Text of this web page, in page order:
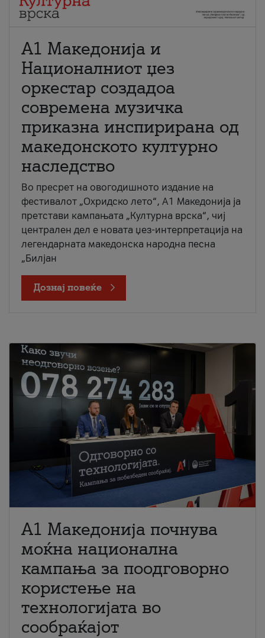
А1 Македонија и
Националниот џез
оркестар создадоа
современа музичка
приказна инспирирана од
македонското културно
наследство
Во пресрет на овогодишното издание на
фестивалот „Охридско лето“, А1 Македонија ја
претстави кампањата „Културна врска“, чиј
централен дел е новата џез-интерпретација на
легендарната македонска народна песна
„Билјан
Дознај повеќе
A1 Македонија почнува
моќна национална
кампања за поодговорно
користење на
технологијата во
сообраќајот